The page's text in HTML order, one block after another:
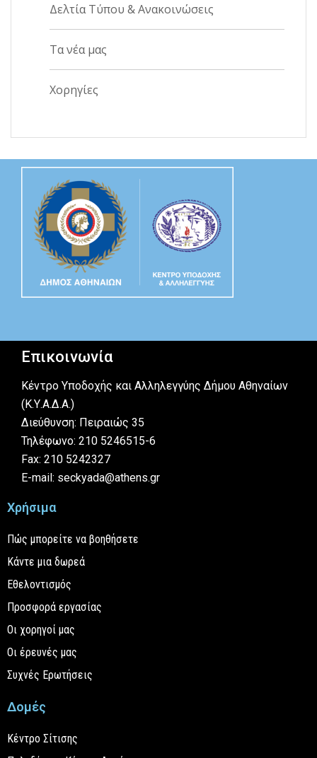
Δελτία Τύπου & Ανακοινώσεις
Τα νέα μας
Χορηγίες
Επικοινωνία
Κέντρο Υποδοχής και Αλληλεγγύης Δήμου Αθηναίων
(Κ.Υ.Α.Δ.Α.)
Διεύθυνση: Πειραιώς 35
Τηλέφωνο: 210 5246515-6
Fax: 210 5242327
E-mail: seckyada@athens.gr
Χρήσιμα
Πώς μπορείτε να βοηθήσετε
Κάντε μια δωρεά
Εθελοντισμός
Προσφορά εργασίας
Οι χορηγοί μας
Οι έρευνές μας
Συχνές Ερωτήσεις
Δομές
Κέντρο Σίτισης